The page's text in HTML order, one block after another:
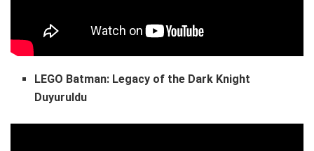
LEGO Batman: Legacy of the Dark Knight
Duyuruldu